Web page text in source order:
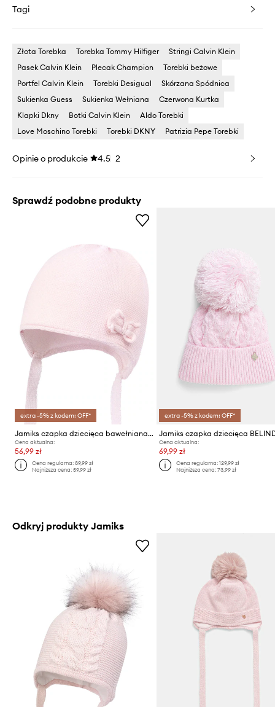
Tagi
Złota Torebka Torebka Tommy Hilfiger
Stringi Calvin Klein
Pasek Calvin Klein
Plecak Champion
Torebki beżowe
Portfel Calvin Klein
Torebki Desigual
Skórzana Spódnica
Sukienka Guess
Sukienka Wełniana
Czerwona Kurtka
Klapki Dkny
Botki Calvin Klein
Aldo Torebki
Love Moschino Torebki
Torebki DKNY Patrizia Pepe Torebki
Opinie o produkcie 4.5 2
Sprawdź podobne produkty
extra -5% z kodem: OFF*
Jamiks czapka dziecięca bawełniana LAILA
Cena aktualna:
56,99 zł
Cena regularna:89,99 zł
Najniższa cena:59,99 zł
extra -5% z kodem: OFF*
Jamiks czapka dziecięca
Cena aktualna:
69,99 zł
Cena regularna: 129,99 zł
Najniższa cena: 73,99 zł
Odkryj produkty Jamiks